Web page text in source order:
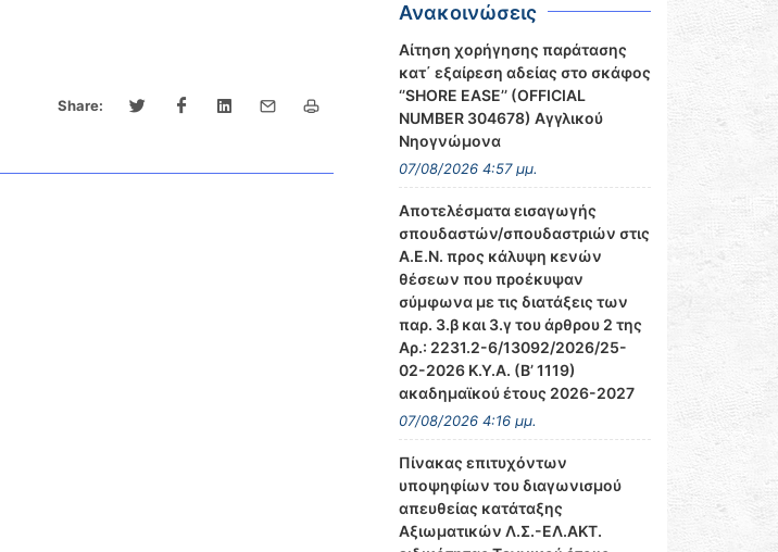
Share:
Ανακοινώσεις
Αίτηση χορήγησης παράτασης
κατ΄ εξαίρεση αδείας στο σκάφος
‘’SHORE EASE’’ (OFFICIAL
NUMBER 304678) Αγγλικού
Νηογνώμονα
07/08/2026 4:57 μμ.
Αποτελέσματα εισαγωγής
σπουδαστών/σπουδαστριών στις
Α.Ε.Ν. προς κάλυψη κενών
θέσεων που προέκυψαν
σύμφωνα με τις διατάξεις των
παρ. 3.β και 3.γ του άρθρου 2 της
Αρ.: 2231.2-6/13092/2026/25-
02-2026 Κ.Υ.Α. (Β’ 1119)
ακαδημαϊκού έτους 2026-2027
07/08/2026 4:16 μμ.
Πίνακας επιτυχόντων
υποψηφίων του διαγωνισμού
απευθείας κατάταξης
Αξιωματικών Λ.Σ.-ΕΛ.ΑΚΤ.